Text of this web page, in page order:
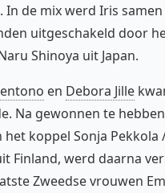
In de mix werd Iris
uitgeschakeld door
Shinoya uit Japan.
en Debora Jille
Na gewonnen te
het koppel Sonja
Finland, werd daarna
Zweedse vrouwen